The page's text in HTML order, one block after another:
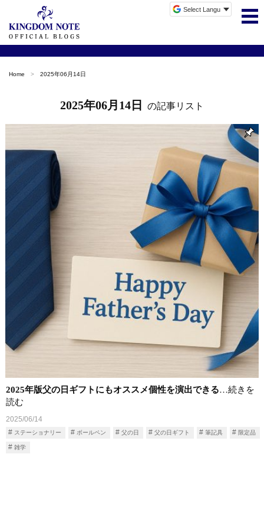
Home 2025年06月14日
2025年06月14日 の記事リスト
2025年版父の日ギフトにもオススメ個性を演出できる…続きを
読む
2025/06/14
ステーショナリー ボールペン 父の日 父の日ギフト 筆記具 限定品
雑学